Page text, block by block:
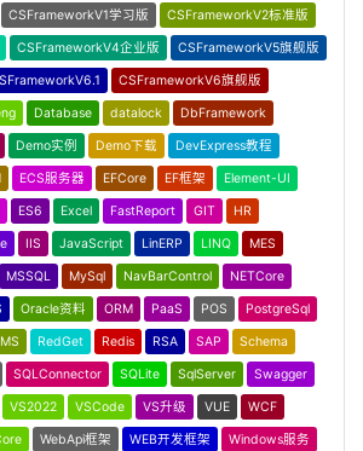
CSFrameworkV1学习版 CSFrameworkV2标准版
CSFrameworkV4企业版 CSFrameworkV5旗舰版
CSFrameworkV6旗舰版
Database datalock DbFramework
Demo实例 Demo下载 DevExpress教程
ECS服务器 EFCore EF框架 Element-UI
ES6 Excel FastReport GIT HR
IIS JavaScript LinERP LINQ MES
MSSQL MySql NavBarControl NETCore
Oracle资料 ORM PaaS POS PostgreSql
RedGet Redis RSA SAP Schema
SQLConnector SQLite SqlServer Swagger
VS2022 VSCode VS升级 VUE WCF
WebApi框架 WEB开发框架 Windows服务